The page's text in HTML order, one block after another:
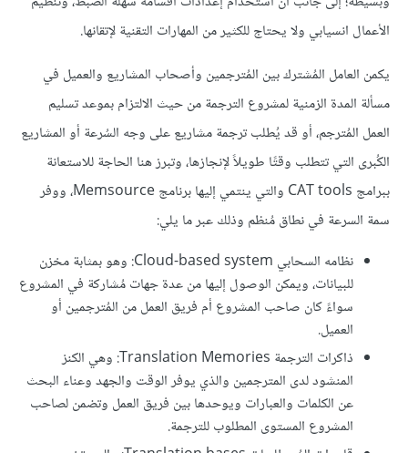
الأعمال انسيابي ولا يحتاج للكثير من المهارات التقنية لإتقانها.
يكمن العامل المُشترك بين المُترجمين وأصحاب المشاريع والعميل في
مسألة المدة الزمنية لمشروع الترجمة من حيث الالتزام بموعد تسليم
العمل المُترجم، أو قد يُطلب ترجمة مشاريع على وجه السُرعة أو المشاريع
الكُبرى التي تتطلب وقتًا طويلاً لإنجازها، وتبرز هنا الحاجة للاستعانة
ببرامج CAT tools والتي ينتمي إليها برنامج Memsource، ووفر
سمة السرعة في نطاق مُنظم وذلك عبر ما يلي:
نظامه السحابي Cloud-based system: وهو بمثابة مخزن
للبيانات، ويمكن الوصول إليها من عدة جهات مُشاركة في المشروع
سواءً كان صاحب المشروع أم فريق العمل من المُترجمين أو
العميل.
ذاكرات الترجمة Translation Memories: وهي الكنز
المنشود لدى المترجمين والذي يوفر الوقت والجهد وعناء البحث
عن الكلمات والعبارات ويوحدها بين فريق العمل وتضمن لصاحب
المشروع المستوى المطلوب للترجمة.